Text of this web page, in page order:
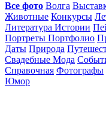
Все фото Волга
Животные Конкурсы
Литература Истории
Портреты Портфолио
Даты Природа
Свадебные Мода
Справочная Фотографы
Юмор